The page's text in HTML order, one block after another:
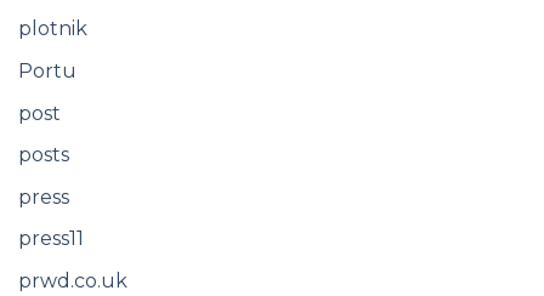
plotnik
Portu
post
posts
press
press11
prwd.co.uk